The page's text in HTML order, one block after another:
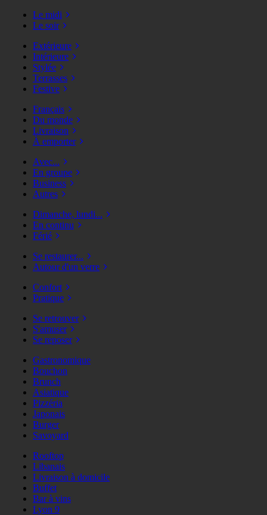
Le midi
Le soir
Extérieure
Intérieure
Stylée
Terrasses
Festive
Français
Du monde
Livraison
À emporter
Avec...
En groupe
Business
Autres
Dimanche, lundi...
En continu
Férié
Se restaurer...
Autour d'un verre
Confort
Pratique
Se retrouver
S'amuser
Se reposer
Gastronomique
Bouchon
Brunch
Asiatique
Pizzéria
Japonais
Burger
Savoyard
Rooftop
Libanais
Livraison à domicile
Buffet
Bar à vins
Lyon 9